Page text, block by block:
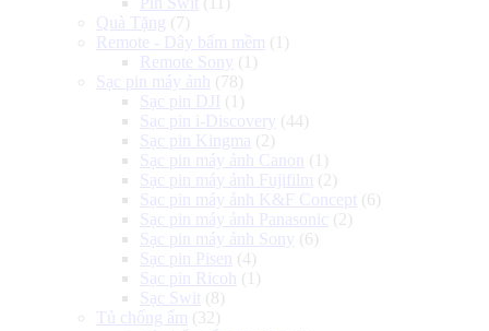
Quà Tặng (7)
Remote - Dây bấm mềm (1)
Remote Sony (1)
Sạc pin máy ảnh
(78)
Sạc pin DJI (1)
Sạc pin i-Discovery (44)
Sạc pin Kingma (2)
Sạc pin máy ảnh Canon
(1)
Sạc pin máy ảnh Fujifilm (2)
Sạc pin máy ảnh K&F Concept (6)
Sạc pin máy ảnh Panasonic (2)
Sạc pin máy ảnh Sony (6)
Sạc pin Pisen
(4)
Sạc pin Ricoh
(1)
Sạc Swit (8)
Tủ chống ẩm (32)